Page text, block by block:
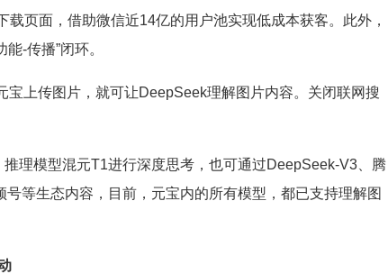
页面，借助微信近14亿的用户池实现低成本获客。此外，
-传播”闭环。
上传图片，就可让DeepSeek理解图片内容。关闭联网搜
理模型混元T1进行深度思考，也可通过DeepSeek-V3、腾
等生态内容，目前，元宝内的所有模型，都已支持理解图